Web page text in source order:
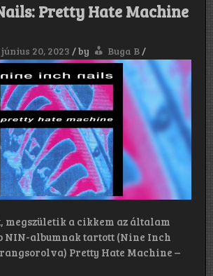
Pretty Hate Machine
június 20, 2023 /by Buga B/
megszületik a cikkem az általam
NIN-albumnak tartott (Nine Inch
Pretty Hate Machine –